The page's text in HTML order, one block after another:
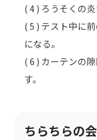
( 4 ) ろうそくの
( 5 ) テスト中に
になる。
( 6 ) カーテンの
す。
ちらちらの